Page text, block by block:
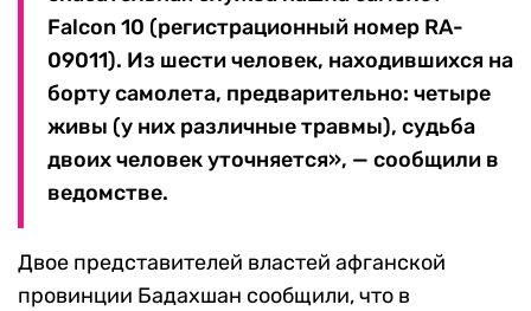
Falcon 10 (регистрационный номер RA-
09011). Из шести человек, находившихся на
борту самолета, предварительно: четыре
живы (у них различные травмы), судьба
двоих человек уточняется», — сообщили в
ведомстве.
Двое представителей властей афганской
провинции Бадахшан сообщили, что в